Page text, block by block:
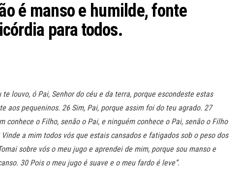
é manso e humilde, fonte
para todos.
louvo, ó Pai, Senhor do céu e da terra, porque escondeste estas
aos pequeninos. 26 Sim, Pai, porque assim foi do teu agrado. 27
conhece o Filho, senão o Pai, e ninguém conhece o Pai, senão o Filho
a mim todos vós que estais cansados e fatigados sob o peso dos
sobre vós o meu jugo e aprendei de mim, porque sou manso e
30 Pois o meu jugo é suave e o meu fardo é leve”.